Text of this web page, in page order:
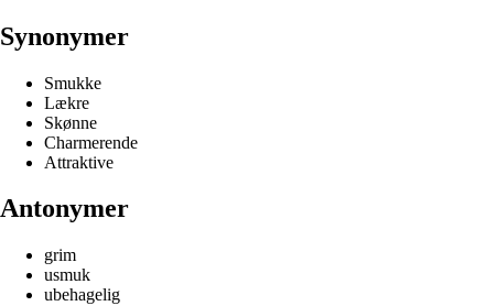
Synonymer
Smukke
Lækre
Skønne
Charmerende
Attraktive
Antonymer
grim
usmuk
ubehagelig